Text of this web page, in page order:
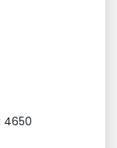
4650